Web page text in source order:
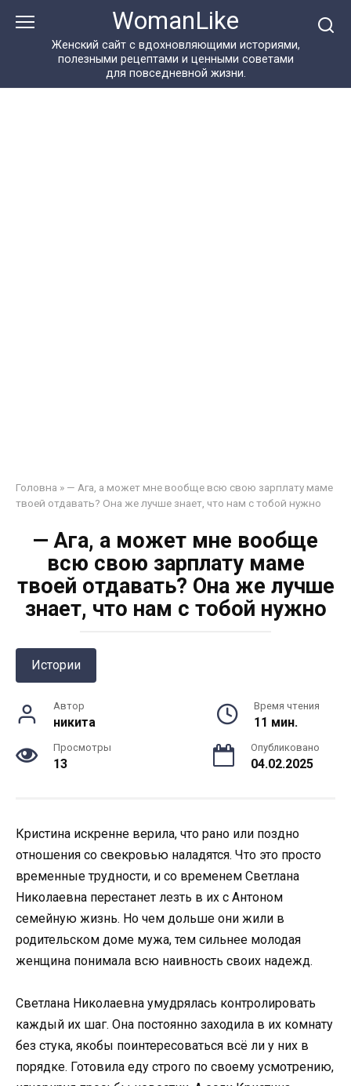
WomanLike
Женский сайт с вдохновляющими историями,
полезными рецептами и ценными советами
для повседневной жизни.
Головна » — Ага, а может мне вообще всю свою зарплату маме
твоей отдавать? Она же лучше знает, что нам с тобой нужно
— Ага, а может мне вообще
всю свою зарплату маме
твоей отдавать? Она же лучше
знает, что нам с тобой нужно
Истории
Автор
никита
Время чтения
11 мин.
Просмотры
13
Опубликовано
04.02.2025
Кристина искренне верила, что рано или поздно
отношения со свекровью наладятся. Что это просто
временные трудности, и со временем Светлана
Николаевна перестанет лезть в их с Антоном
семейную жизнь. Но чем дольше они жили в
родительском доме мужа, тем сильнее молодая
женщина понимала всю наивность своих надежд.
Светлана Николаевна умудрялась контролировать
каждый их шаг. Она постоянно заходила в их комнату
без стука, якобы поинтересоваться всё ли у них в
порядке. Готовила еду строго по своему усмотрению,